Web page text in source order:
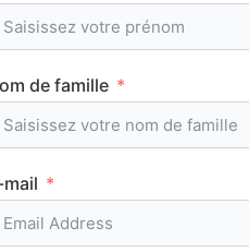
L’emploi du temps en
horaires)
de famille